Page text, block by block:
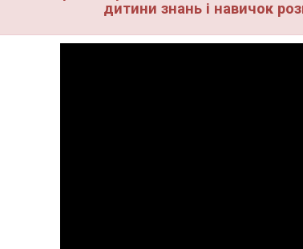
дитини знань і навичок